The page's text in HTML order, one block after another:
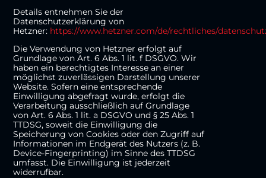
Details entnehmen Sie der
Datenschutzerklärung von
Hetzner: https://www.hetzner.com/de/rechtliches/
Die Verwendung von Hetzner erfolgt auf
Grundlage von Art. 6 Abs. 1 lit. f DSGVO. Wir
haben ein berechtigtes Interesse an einer
möglichst zuverlässigen Darstellung unserer
Website. Sofern eine entsprechende
Einwilligung abgefragt wurde, erfolgt die
Verarbeitung ausschließlich auf Grundlage
von Art. 6 Abs. 1 lit. a DSGVO und § 25 Abs. 1
TTDSG, soweit die Einwilligung die
Speicherung von Cookies oder den Zugriff auf
Informationen im Endgerät des Nutzers (z. B.
Device-Fingerprinting) im Sinne des TTDSG
umfasst. Die Einwilligung ist jederzeit
widerrufbar.